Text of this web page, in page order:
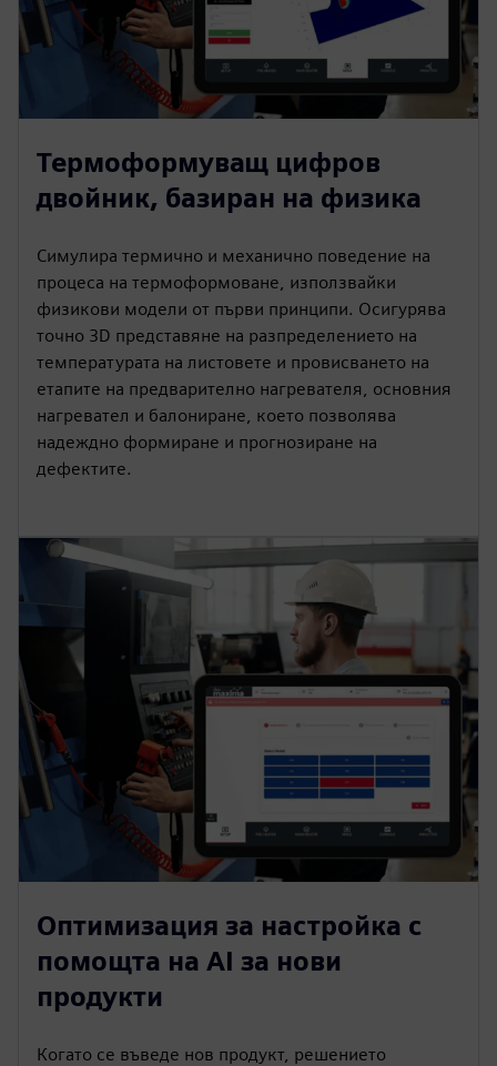
Термоформуващ цифров
двойник, базиран на физика
Симулира термично и механично поведение на
процеса на термоформоване, използвайки
физикови модели от първи принципи. Осигурява
точно 3D представяне на разпределението на
температурата на листовете и провисването на
етапите на предварително нагревателя, основния
нагревател и балониране, което позволява
надеждно формиране и прогнозиране на
дефектите.
Оптимизация за настройка с
помощта на AI за нови
продукти
Когато се въведе нов продукт, решението